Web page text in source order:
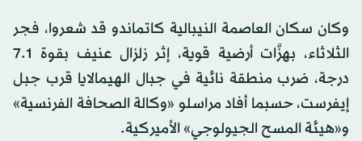
وكان سكان العاصمة النيبالية كاتماندو قد شعروا، فجر
الثلاثاء، بهزَّات أرضية قوية، إثر زلزال عنيف بقوة 7.1
درجة، ضرب منطقة نائية في جبال الهيمالايا قرب جبل
إيفرست، حسبما أفاد مراسلو «وكالة الصحافة الفرنسية»
و«هيئة المسح الجيولوجي» الأميركية.